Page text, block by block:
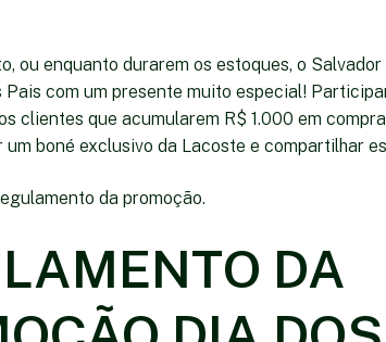
ou enquanto durarem os estoques, o
Pais com um presente muito especial!
clientes que acumularem R$ 1.000 em
boné exclusivo da Lacoste e compartilhar
da promoção.
DA